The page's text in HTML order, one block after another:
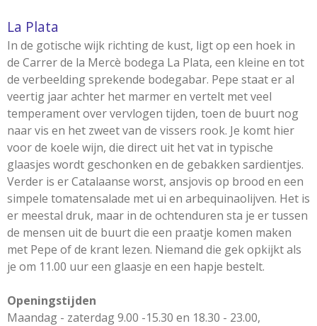
La Plata
In de gotische wijk richting de kust, ligt op een hoek in
de Carrer de la Mercè bodega La Plata, een kleine en tot
de verbeelding sprekende bodegabar. Pepe staat er al
veertig jaar achter het marmer en vertelt met veel
temperament over vervlogen tijden, toen de buurt nog
naar vis en het zweet van de vissers rook. Je komt hier
voor de koele wijn, die direct uit het vat in typische
glaasjes wordt geschonken en de gebakken sardientjes.
Verder is er Catalaanse worst, ansjovis op brood en een
simpele tomatensalade met ui en arbequinaolijven. Het is
er meestal druk, maar in de ochtenduren sta je er tussen
de mensen uit de buurt die een praatje komen maken
met Pepe of de krant lezen. Niemand die gek opkijkt als
je om 11.00 uur een glaasje en een hapje bestelt.
Openingstijden
Maandag - zaterdag 9.00 -15.30 en 18.30 - 23.00,